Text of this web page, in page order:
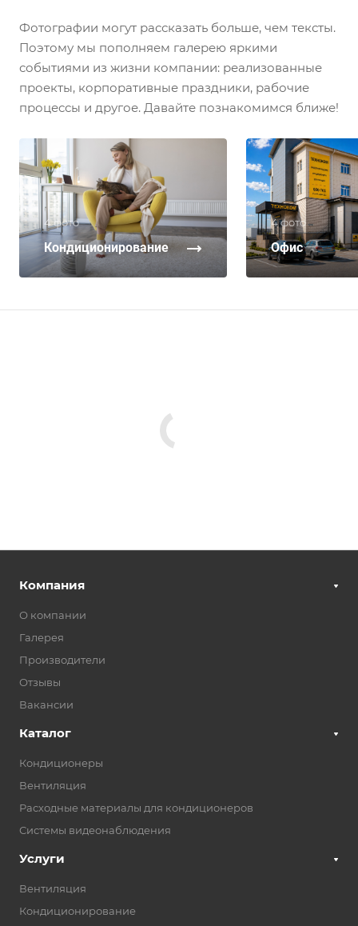
Фотографии могут рассказать больше, чем тексты.
Поэтому мы пополняем галерею яркими
событиями из жизни компании: реализованные
проекты, корпоративные праздники, рабочие
процессы и другое. Давайте познакомимся ближе!
4 фото
Кондиционирование
4 фото
Офис
Компания
О компании
Галерея
Производители
Отзывы
Вакансии
Каталог
Кондиционеры
Вентиляция
Расходные материалы для кондиционеров
Системы видеонаблюдения
Услуги
Вентиляция
Кондиционирование